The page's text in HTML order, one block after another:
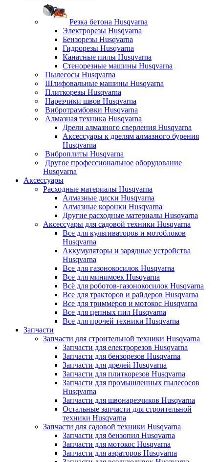
Резка бетона Husqvarna
Электрорезы Husqvarna
Бензорезы Husqvarna
Гидрорезы Husqvarna
Канатные пилы Husqvarna
Стенорезные машины Husqvarna
Пылесосы Husqvarna
Шлифовальные машины Husqvarna
Плиткорезы Husqvarna
Нарезчики швов Husqvarna
Вибротрамбовки Husqvarna
Алмазная техника Husqvarna
Дрели алмазного сверления Husqvarna
Аксессуары к дрелям алмазного бурения
Husqvarna
Виброплиты Husqvarna
Другое профессиональное оборудование
Husqvarna
Аксессуары
Расходные материалы Husqvarna
Алмазные диски Husqvarna
Алмазные коронки Husqvarna
Другие расходные материалы Husqvarna
Аксессуары для садовой техники Husqvarna
Все для культиваторов и мотоблоков
Husqvarna
Аккумуляторы и зарядные устройства
Husqvarna
Все для газонокосилок Husqvarna
Все для минимоек Husqvarna
Всё для роботов-газонокосилок Husqvarna
Все для тракторов и райдеров Husqvarna
Все для триммеров и мотокос Husqvarna
Все для цепных пил Husqvarna
Все для прочей техники Husqvarna
Запчасти
Запчасти для строительной техники Husqvarna
Запчасти для електрорезов Husqvarna
Запчасти для бензорезов Husqvarna
Запчасти для дрелей Husqvarna
Запчасти для плиткорезов Husqvarna
Запчасти для промышленных пылесосов
Husqvarna
Запчасти для швонарезчиков Husqvarna
Остальные запчасти для строительной
техники Husqvarna
Запчасти для садовой техники Husqvarna
Запчасти для бензопил Husqvarna
Запчасти для мотокос Husqvarna
Запчасти для аэраторов Husqvarna